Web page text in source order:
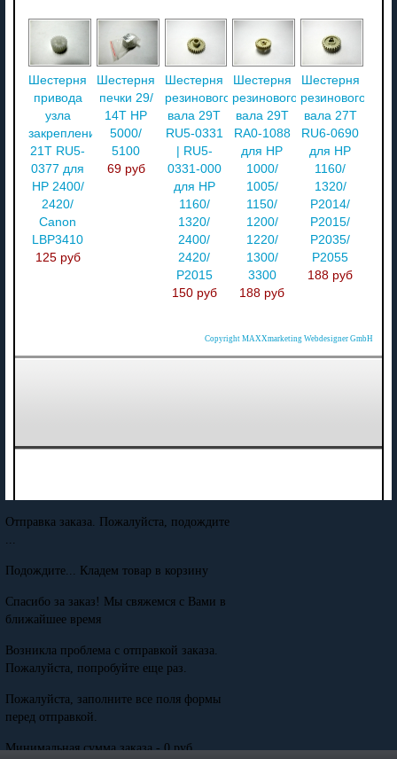
Шестерня
привода
узла
закрепления
21T RU5-
0377 для
HP 2400/
2420/
Canon
LBP3410
125 руб
Шестерня
печки 29/
14T HP
5000/
5100
69 руб
Шестерня
резинового
вала 29T
RU5-0331
| RU5-
0331-000
для HP
1160/
1320/
2400/
2420/
P2015
150 руб
Шестерня
резинового
вала 29T
RA0-1088
для HP
1000/
1005/
1150/
1200/
1220/
1300/
3300
188 руб
Шестерня
резинового
вала 27T
RU6-0690
для HP
1160/
1320/
P2014/
P2015/
P2035/
P2055
188 руб
Copyright MAXXmarketing Webdesigner GmbH
Отправка заказа. Пожалуйста, подождите
...
Подождите... Кладем товар в корзину
Спасибо за заказ! Мы свяжемся с Вами в
ближайшее время
Возникла проблема с отправкой заказа.
Пожалуйста, попробуйте еще раз.
Пожалуйста, заполните все поля формы
перед отправкой.
Минимальная сумма заказа - 0 руб.